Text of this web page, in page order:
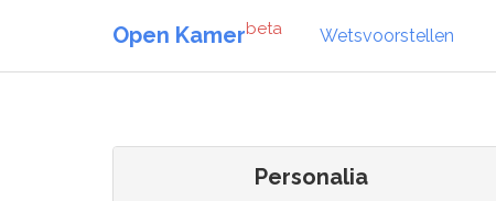
Open Kamerbeta Wetsvoorstellen
Personalia